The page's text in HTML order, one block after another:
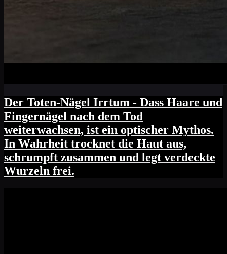
Der Toten-Nägel Irrtum - Dass Haare und
Fingernägel nach dem Tod
weiterwachsen, ist ein optischer Mythos.
In Wahrheit trocknet die Haut aus,
schrumpft zusammen und legt verdeckte
Wurzeln frei.